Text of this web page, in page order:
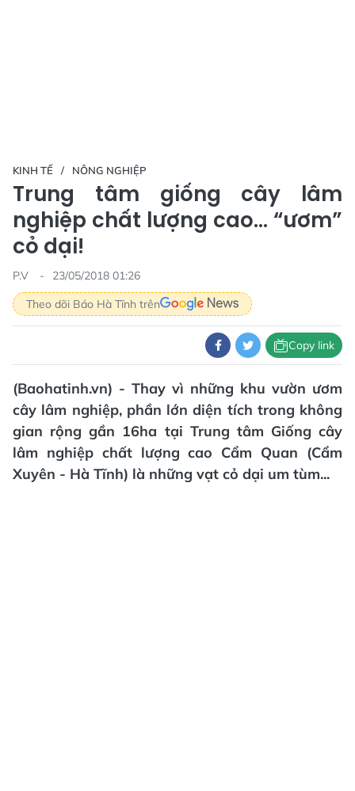
KINH TẾ NÔNG NGHIỆP
Trung tâm giống cây lâm
nghiệp chất lượng cao... “ươm”
cỏ dại!
P.V
23/05/2018 01:26
Theo dõi Báo Hà Tĩnh trên
Copy link
(Baohatinh.vn) - Thay vì những khu vườn ươm
cây lâm nghiệp, phần lớn diện tích trong không
gian rộng gần 16ha tại Trung tâm Giống cây
lâm nghiệp chất lượng cao Cẩm Quan (Cẩm
Xuyên - Hà Tĩnh) là những vạt cỏ dại um tùm...